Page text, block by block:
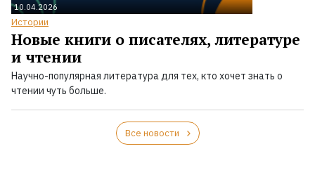
10.04.2026
Истории
Новые книги о писателях, литературе
и чтении
Научно-популярная литература для тех, кто хочет знать о
чтении чуть больше.
Все новости